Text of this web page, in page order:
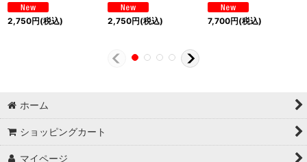
2,750円(税込) 2,750円(税込) 7,700円(税込)
ホーム
ショッピングカート
マイページ